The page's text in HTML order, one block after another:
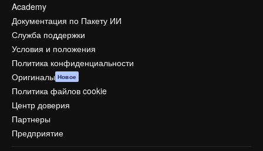
Academy
Документация по Пакету ИИ
Служба поддержки
Условия и положения
Политика конфиденциальности
Оригиналы Новое
Политика файлов cookie
Центр доверия
Партнеры
Предприятие